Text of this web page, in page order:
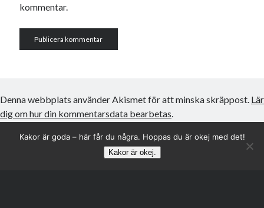
kommentar.
Denna webbplats använder Akismet för att minska skräppost. Lär
dig om hur din kommentarsdata bearbetas.
Kakor är goda – här får du några. Hoppas du är okej med det!
Kakor är okej.